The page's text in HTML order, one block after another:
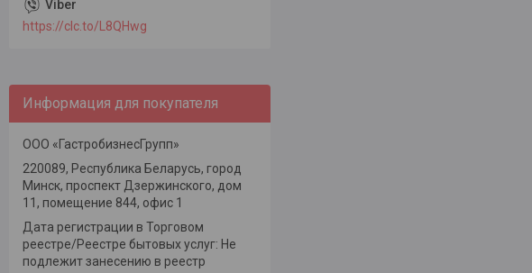
https://clc.to/L8QHwg
Информация для покупателя
ООО «ГастробизнесГрупп»
220089, Республика Беларусь, город
Минск, проспект Дзержинского, дом
11, помещение 844, офис 1
Дата регистрации в Торговом
реестре/Реестре бытовых услуг: Не
подлежит занесению в реестр